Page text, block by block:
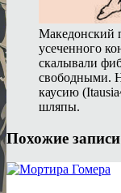
Македонский
усеченного
скалывали
свободными.
каусию
шляпы.
Похожие